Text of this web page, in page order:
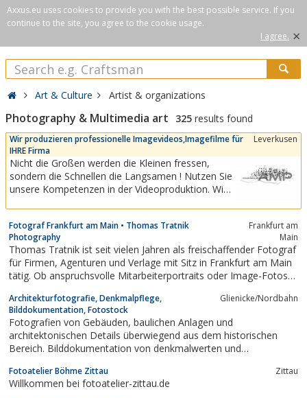
Axxus.eu uses cookies to provide you with the best possible service. If you
continue to the site, you agree to the cookie usage.
I agree. ×
Art & Culture Artist & organizations
Photography & Multimedia art 325 results found
Wir produzieren professionelle Imagevideos,Imagefilme für
IHRE Firma
Leverkusen
Nicht die Großen werden die Kleinen fressen,
sondern die Schnellen die Langsamen ! Nutzen Sie
unsere Kompetenzen in der Videoproduktion. Wir
Messe- , Produkt- und Firmenpräsentationen.
Webvideos mit überzeugender
Kommunikationsqualität bei...
Fotograf Frankfurt am Main • Thomas Tratnik
Photography
Frankfurt am
Main
Thomas Tratnik ist seit vielen Jahren als freischaffender Fotograf
für Firmen, Agenturen und Verlage mit Sitz in Frankfurt am Main
tätig. Ob anspruchsvolle Mitarbeiterportraits oder Image-Fotos
Foto-Dokumentationen von Konferenzen,
Hauptversammlungen, Tagungen und...
Architekturfotografie, Denkmalpflege,
Bilddokumentation, Fotostock
Glienicke/Nordbahn
Fotografien von Gebäuden, baulichen Anlagen und
architektonischen Details überwiegend aus dem historischen
Bereich. Bilddokumentation von denkmalwerten und
kleinstädtischen Raum. Schwerpunktregionen bilden die
Bundesländer Brandenburg, Niedersachsen, Sachsen und
Fotoatelier Böhme Zittau Zittau
Willkommen bei fotoatelier-zittau.de